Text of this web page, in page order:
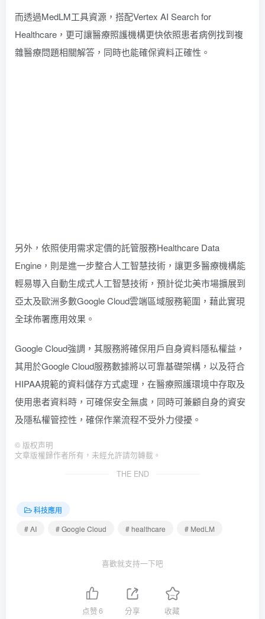
而透過MedLM工具資源，搭配Vertex AI Search for
Healthcare，更可讓醫療照護機構更快依照患者病例找到複
雜醫療問題相關解答，同時也能確保資料正確性。
另外，依照使用需求定價的託管服務Healthcare Data
Engine，則是進一步整合人工智慧技術，讓更多醫療機構能
輕易導入自動生成式人工智慧技術，預計從北美市場擴展到
亞太及歐洲多數Google Cloud雲端區域服務範圍，藉此實現
全球佈署應用效果。
Google Cloud強調，其服務將確保用戶自身資料隱私權益，
其用於Google Cloud服務數據將以可靠基礎架構，以及符合
HIPAA規範的資料儲存方式處理，在醫療照護環境中存取及
使用患者資料時，可確保安全無虞，同時可兼顧自身的資安
及隱私權管控性，確保作業流程不受外力侵擾。
© 版权声明
文章版權歸作者所有，未經允許請勿轉載。
THE END
科技應用
# AI
# Google Cloud # healthcare # MedLM
喜歡就支持一下吧
点赞6 分享 收藏